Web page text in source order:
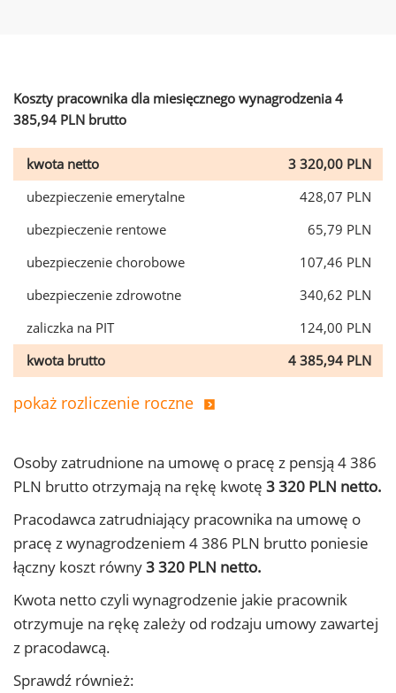
Koszty pracownika dla miesięcznego wynagrodzenia 4
385,94 PLN brutto
kwota netto
3 320,00 PLN
ubezpieczenie emerytalne
428,07 PLN
ubezpieczenie rentowe
65,79 PLN
ubezpieczenie chorobowe
107,46 PLN
ubezpieczenie zdrowotne
340,62 PLN
zaliczka na PIT
124,00 PLN
kwota brutto
4 385,94 PLN
pokaż rozliczenie roczne
Osoby zatrudnione na umowę o pracę z pensją 4 386
PLN brutto otrzymają na rękę kwotę 3 320 PLN netto.
Pracodawca zatrudniający pracownika na umowę o
pracę z wynagrodzeniem 4 386 PLN brutto poniesie
łączny koszt równy3 320 PLN netto.
Kwota netto czyli wynagrodzenie jakie pracownik
otrzymuje na rękę zależy od rodzaju umowy zawartej
z pracodawcą.
Sprawdź również: